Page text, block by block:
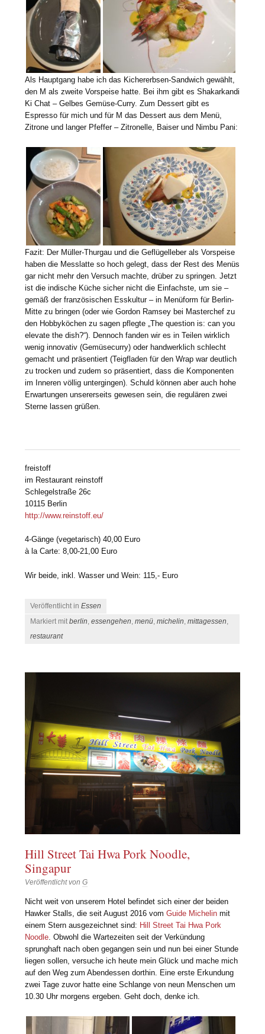
Als Hauptgang habe ich das Kichererbsen-Sandwich gewählt,
den M als zweite Vorspeise hatte. Bei ihm gibt es Shakarkandi
Ki Chat – Gelbes Gemüse-Curry. Zum Dessert gibt es
Espresso für mich und für M das Dessert aus dem Menü,
Zitrone und langer Pfeffer – Zitronelle, Baiser und Nimbu Pani:
Fazit: Der Müller-Thurgau und die Geflügelleber als Vorspeise
haben die Messlatte so hoch gelegt, dass der Rest des Menüs
gar nicht mehr den Versuch machte, drüber zu springen. Jetzt
ist die indische Küche sicher nicht die Einfachste, um sie –
gemäß der französischen Esskultur – in Menüform für Berlin-
Mitte zu bringen (oder wie Gordon Ramsey bei Masterchef zu
den Hobbyköchen zu sagen pflegte „The question is: can you
elevate the dish?“). Dennoch fanden wir es in Teilen wirklich
wenig innovativ (Gemüsecurry) oder handwerklich schlecht
gemacht und präsentiert (Teigfladen für den Wrap war deutlich
zu trocken und zudem so präsentiert, dass die Komponenten
im Inneren völlig untergingen). Schuld können aber auch hohe
Erwartungen unsererseits gewesen sein, die regulären zwei
Sterne lassen grüßen.
freistoff
im Restaurant reinstoff
Schlegelstraße 26c
10115 Berlin
http://www.reinstoff.eu/
4-Gänge (vegetarisch) 40,00 Euro
à la Carte: 8,00-21,00 Euro
Wir beide, inkl. Wasser und Wein: 115,- Euro
Veröffentlicht inEssen
Markiert mitberlin,essengehen,menü,michelin,mittagessen,
restaurant
Hill Street Tai Hwa Pork Noodle,
Singapur
Veröffentlicht vonG
Nicht weit von unserem Hotel befindet sich einer der beiden
Hawker Stalls, die seit August 2016 vomGuide Michelin mit
einem Stern ausgezeichnet sind: Hill Street Tai Hwa Pork
Noodle. Obwohl die Wartezeiten seit der Verkündung
sprunghaft nach oben gegangen sein und nun bei einer Stunde
liegen sollen, versuche ich heute mein Glück und mache mich
auf den Weg zum Abendessen dorthin. Eine erste Erkundung
zwei Tage zuvor hatte eine Schlange von neun Menschen um
10.30 Uhr morgens ergeben. Geht doch, denke ich.